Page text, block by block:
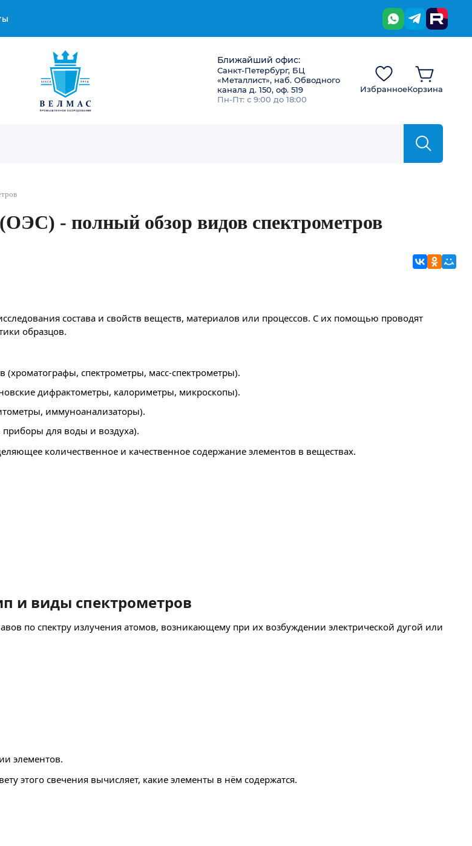
Ближайший офис:
Санкт-Петербург, БЦ
«Металлист», наб. Обводного
канала д. 150, оф. 519
Пн-Пт: с 9:00 до 18:00
ИзбранноеКорзина
- полный обзор видов спектрометров
ВКонтакте
Мой
состава и свойств веществ, материалов или процессов. С их помощью проводят
образцов.
спектрометры, масс-спектрометры).
дифрактометры, калориметры, микроскопы).
иммуноанализаторы).
для воды и воздуха).
количественное и качественное содержание элементов в веществах.
и виды спектрометров
по спектру излучения атомов, возникающему при их возбуждении электрической дугой или
элементов.
этого свечения вычисляет, какие элементы в нём содержатся.